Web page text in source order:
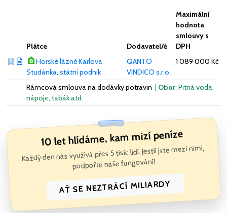
Plátce Dodavatel/é
Maximální
hodnota
smlouvy s
DPH
Horské lázně Karlova
Studánka, státní podnik
QANTO
VINDICO s.r.o.
1 089 000 Kč
Rámcová smlouva na dodávky potravin | Obor: Pitná voda,
nápoje, tabák atd.
10 let hlídáme, kam mizí peníze
Každý den nás využívá přes 5 tisíc lidí. Jestli jste mezi nimi,
podpořte naše fungování!
AŤ SE NEZTRÁCÍ MILIARDY